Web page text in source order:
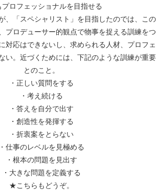
プロフェッショナルを目指せる
、「スペシャリスト」を目指したのでは、この
プロデューサー的観点で物事を捉える訓練をつ
対応はできないし、求められる人材、プロフェ
い。近づくためには、下記のような訓練が重要
とのこと。
・正しい質問をする
・考え続ける
・答えを自分で出す
・創造性を発揮する
・折衷案をとらない
・仕事のレベルを見極める
・根本の問題を見出す
・大きな問題を定義する
★こちらもどうぞ。